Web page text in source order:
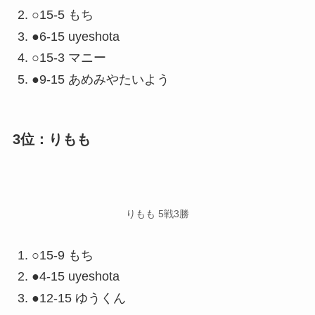
○15-5 もち
●6-15 uyeshota
○15-3 マニー
●9-15 あめみやたいよう
3位：りもも
りもも 5戦3勝
○15-9 もち
●4-15 uyeshota
●12-15 ゆうくん